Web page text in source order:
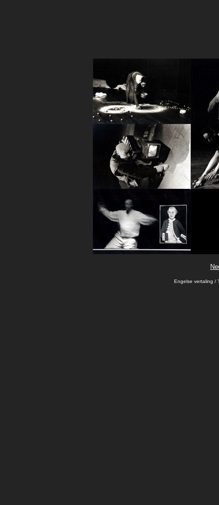
Engelse vertaling /